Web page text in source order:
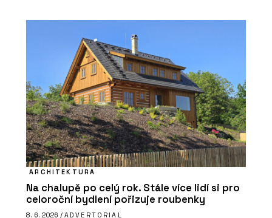
ARCHITEKTURA
Na chalupě po celý rok. Stále více lidí si pro
celoroční bydlení pořizuje roubenky
8. 6. 2026 / ADVERTORIAL